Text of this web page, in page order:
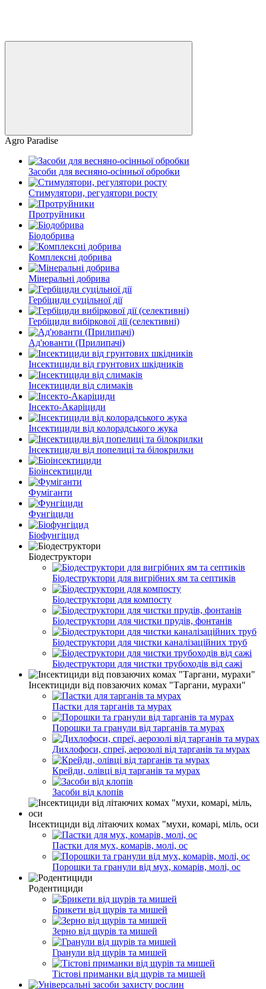
Agro Paradise
Засоби для весняно-осінньої обробки
Стимулятори, регулятори росту
Протруйники
Біодобрива
Комплексні добрива
Мінеральні добрива
Гербіциди суцільної дії
Гербіциди вибіркової дії (селективні)
Ад'юванти (Прилипачі)
Інсектициди від грунтових шкідників
Інсектициди від слимаків
Інсекто-Акаріциди
Інсектициди від колорадського жука
Інсектициди від попелиці та білокрилки
Біоінсектициди
Фуміганти
Фунгіциди
Біофунгіцид
Біодеструктори
Біодеструктори для вигрібних ям та септиків
Біодеструктори для компосту
Біодеструктори для чистки прудів, фонтанів
Біодеструктори для чистки каналізаційних труб
Біодеструктори для чистки трубоходів від сажі
Інсектициди від повзаючих комах "Таргани, мурахи"
Пастки для тарганів та мурах
Порошки та гранули від тарганів та мурах
Дихлофоси, спреї, аерозолі від тарганів та мурах
Крейди, олівці від тарганів та мурах
Засоби від клопів
Інсектициди від літаючих комах "мухи, комарі, міль, оси
Пастки для мух, комарів, молі, ос
Порошки та гранули від мух, комарів, молі, ос
Родентициди
Брикети від щурів та мишей
Зерно від щурів та мишей
Гранули від щурів та мишей
Тістові приманки від щурів та мишей